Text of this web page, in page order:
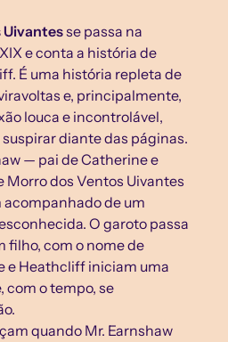
Uivantes se passa na
e conta a história de
É uma história repleta de
e, principalmente,
louca e incontrolável,
diante das páginas.
— pai de Catherine e
Morro dos Ventos Uivantes
de um
O garoto passa
filho, com o nome de
e Heathcliff iniciam uma
com o tempo, se
quando Mr. Earnshaw